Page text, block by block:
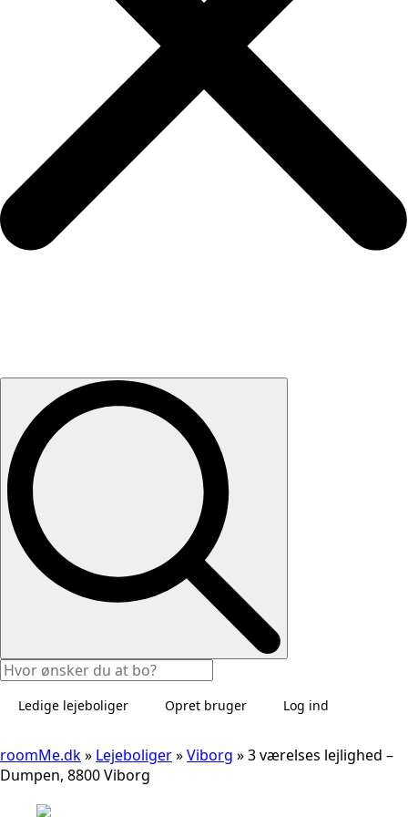
Ledige lejeboliger Opret bruger Log ind
roomMe.dk» Lejeboliger»Viborg »3 værelses lejlighed –
Dumpen, 8800 Viborg